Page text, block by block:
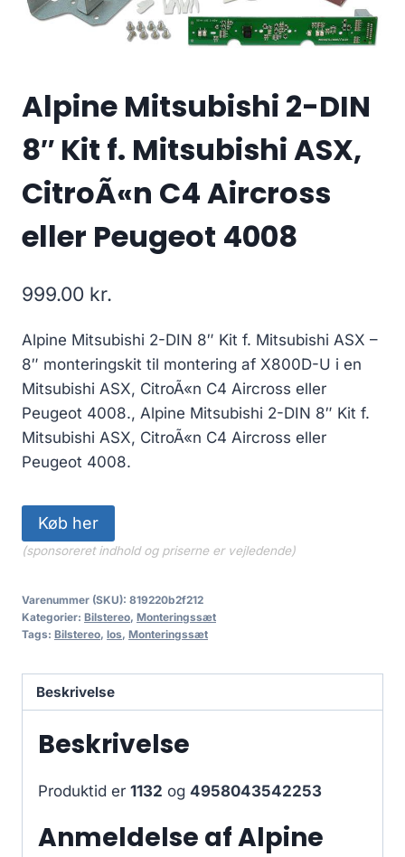
Alpine Mitsubishi 2-DIN
8″ Kit f. Mitsubishi ASX,
CitroÃ«n C4 Aircross
eller Peugeot 4008
999.00 kr.
Alpine Mitsubishi 2-DIN 8″ Kit f. Mitsubishi ASX –
8″ monteringskit til montering af X800D-U i en
Mitsubishi ASX, CitroÃ«n C4 Aircross eller
Peugeot 4008., Alpine Mitsubishi 2-DIN 8″ Kit f.
Mitsubishi ASX, CitroÃ«n C4 Aircross eller
Peugeot 4008.
Køb her
(sponsoreret indhold og priserne er vejledende)
Varenummer (SKU): 819220b2f212
Kategorier: Bilstereo, Monteringssæt
Tags: Bilstereo, los, Monteringssæt
Beskrivelse
Beskrivelse
Produktid er 1132 og 4958043542253
Anmeldelse af Alpine